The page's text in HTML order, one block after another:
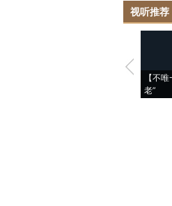
视听推荐
【不
老”